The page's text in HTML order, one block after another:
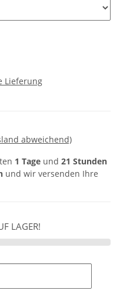
Lieferung
abweichend)
1 Tage und 21 Stunden
und wir versenden Ihre
LAGER!